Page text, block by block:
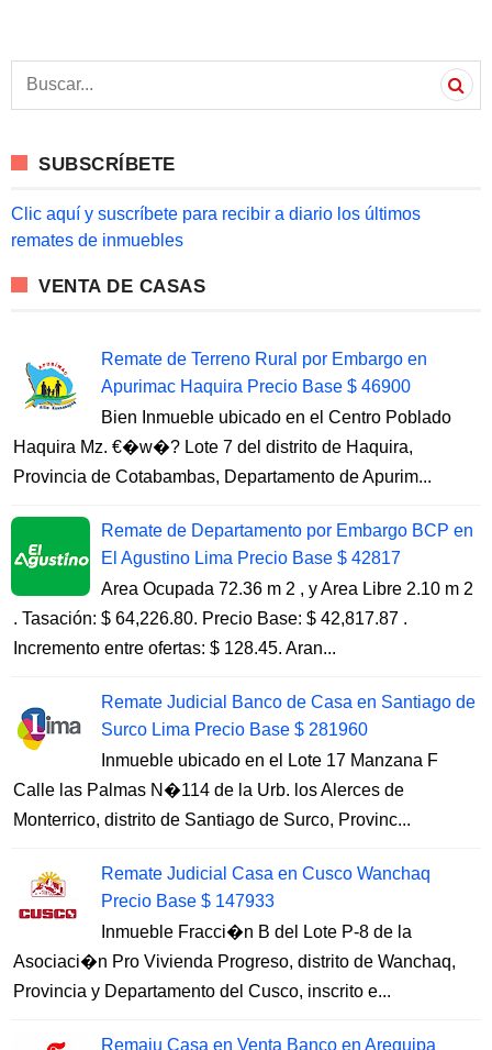
a
h
o
:
SUBSCRÍBETE
Clic aquí y suscríbete para recibir a diario los últimos
remates de inmuebles
VENTA DE CASAS
Remate de Terreno Rural por Embargo en
Apurimac Haquira Precio Base $ 46900
Bien Inmueble ubicado en el Centro Poblado
Haquira Mz. €�w�? Lote 7 del distrito de Haquira,
Provincia de Cotabambas, Departamento de Apurim...
Remate de Departamento por Embargo BCP en
El Agustino Lima Precio Base $ 42817
Area Ocupada 72.36 m 2 , y Area Libre 2.10 m 2
. Tasación: $ 64,226.80. Precio Base: $ 42,817.87 .
Incremento entre ofertas: $ 128.45. Aran...
Remate Judicial Banco de Casa en Santiago de
Surco Lima Precio Base $ 281960
Inmueble ubicado en el Lote 17 Manzana F
Calle las Palmas N�114 de la Urb. los Alerces de
Monterrico, distrito de Santiago de Surco, Provinc...
Remate Judicial Casa en Cusco Wanchaq
Precio Base $ 147933
Inmueble Fracci�n B del Lote P-8 de la
Asociaci�n Pro Vivienda Progreso, distrito de Wanchaq,
Provincia y Departamento del Cusco, inscrito e...
Remaju Casa en Venta Banco en Arequipa